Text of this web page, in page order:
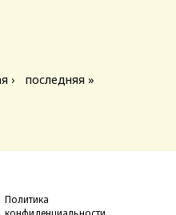
› последняя »
Политика